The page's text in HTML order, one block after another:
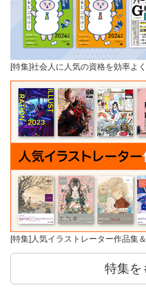
[特集]社会人に人気の資格を効率よ
[特集]人気イラストレーター作品集
特集を